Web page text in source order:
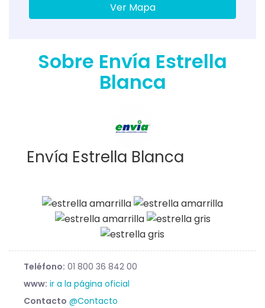
Ver Mapa
Sobre Envía Estrella
Blanca
Envía Estrella Blanca
Teléfono: 01 800 36 842 00
www: ir a la página oficial
Contacto @Contacto